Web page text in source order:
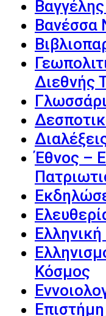
Βανέσσα
Διεθνής
Γλωσσάρι
Έθνος –
Κόσμος